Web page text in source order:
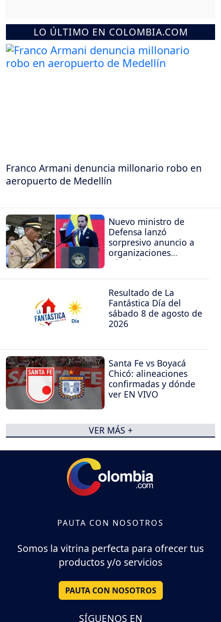
LO ÚLTIMO EN COLOMBIA.COM
Franco Armani denuncia millonario robo en
aeropuerto de Medellín
Nuevo ministro de
Defensa lanzó
sorpresivo anuncio a
organizaciones
criminales
Resultado de La
Fantástica Día del
sábado 8 de agosto de
2026
Santa Fe vs Boyacá
Chicó: alineaciones
confirmadas y dónde
ver EN VIVO
VER MÁS +
PAUTA CON NOSOTROS
Somos la vitrina perfecta para ofrecer tus
productos y/o servicios
PAUTA CON NOSOTROS
SÍGUENOS EN